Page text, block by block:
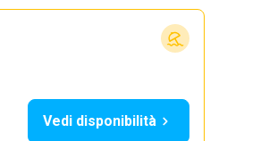
Vedi disponibilità